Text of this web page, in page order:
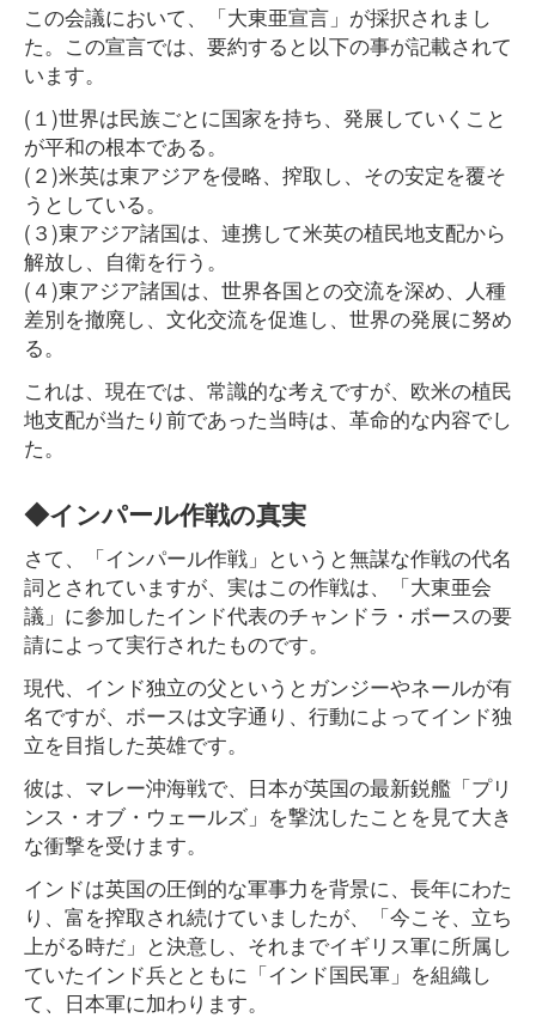
この会議において、「大東亜宣言」が採択されまし
た。この宣言では、要約すると以下の事が記載されて
います。
(１)世界は民族ごとに国家を持ち、発展していくこと
が平和の根本である。
(２)米英は東アジアを侵略、搾取し、その安定を覆そ
うとしている。
(３)東アジア諸国は、連携して米英の植民地支配から
解放し、自衛を行う。
(４)東アジア諸国は、世界各国との交流を深め、人種
差別を撤廃し、文化交流を促進し、世界の発展に努め
る。
これは、現在では、常識的な考えですが、欧米の植民
地支配が当たり前であった当時は、革命的な内容でし
た。
◆インパール作戦の真実
さて、「インパール作戦」というと無謀な作戦の代名
詞とされていますが、実はこの作戦は、「大東亜会
議」に参加したインド代表のチャンドラ・ボースの要
請によって実行されたものです。
現代、インド独立の父というとガンジーやネールが有
名ですが、ボースは文字通り、行動によってインド独
立を目指した英雄です。
彼は、マレー沖海戦で、日本が英国の最新鋭艦「プリ
ンス・オブ・ウェールズ」を撃沈したことを見て大き
な衝撃を受けます。
インドは英国の圧倒的な軍事力を背景に、長年にわた
り、富を搾取され続けていましたが、「今こそ、立ち
上がる時だ」と決意し、それまでイギリス軍に所属し
ていたインド兵とともに「インド国民軍」を組織し
て、日本軍に加わります。